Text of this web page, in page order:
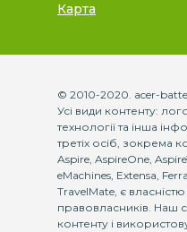
Карта
© 2010-2020. acer-
Усі види контенту:
технології та інша
третіх осіб, зокрема
Aspire, AspireOne,
eMachines, Extensa,
TravelMate, є власністю
правовласників. Наш
контенту і